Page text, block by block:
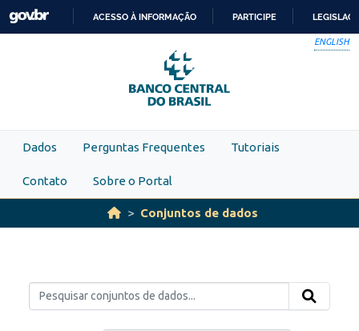
Skip to main content
PARA
O
CONTEÚDO
ACESSO À INFORMAÇÃO PARTICIPE
ENGLISH
Dados Perguntas Frequentes Tutoriais
Contato Sobre o Portal
Conjuntos de dados